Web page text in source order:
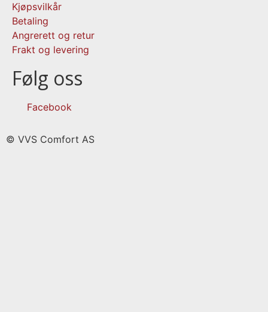
Kjøpsvilkår
Betaling
Angrerett og retur
Frakt og levering
Følg oss
Facebook
© VVS Comfort AS